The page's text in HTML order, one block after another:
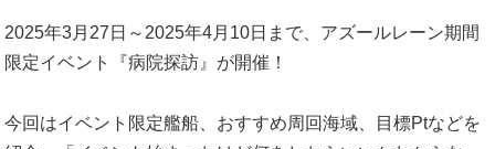
2025年3月27日～2025年4月10日まで、アズールレーン期間
限定イベント『病院探訪』が開催！
今回はイベント限定艦船、おすすめ周回海域、目標Ptなどを